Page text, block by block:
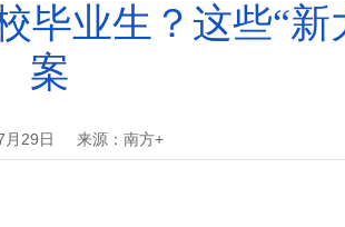
毕业生？这些“新
案
月29日 来源：南方+